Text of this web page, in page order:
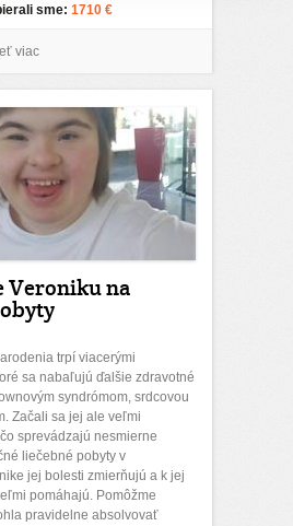
sme: 1710 €
viac
Veroniku na
trpí viacerými
sa nabaľujú ďalšie zdravotné
syndrómom, srdcovou
Začali sa jej ale veľmi
sprevádzajú nesmierne
liečebné pobyty v
jej bolesti zmierňujú a k jej
pomáhajú. Pomôžme
pravidelne absolvovať